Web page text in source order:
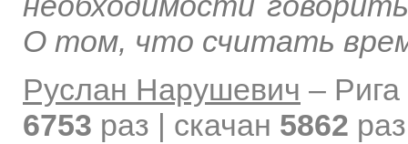
О том, что считать
Руслан Нарушевич –
6753 раз | скачан 5862